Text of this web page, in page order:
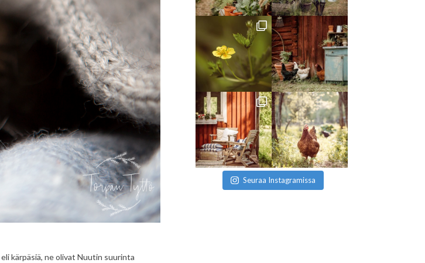
kärpäsiä, ne olivat Nuutin suurinta
Seuraa Instagramissa